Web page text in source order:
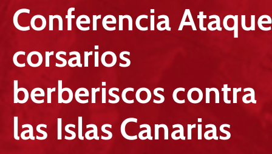
COMUNICADOS
CONOCERNOS
CONTACTO
Conferencia
corsarios
berberiscos contra
las Islas Canarias